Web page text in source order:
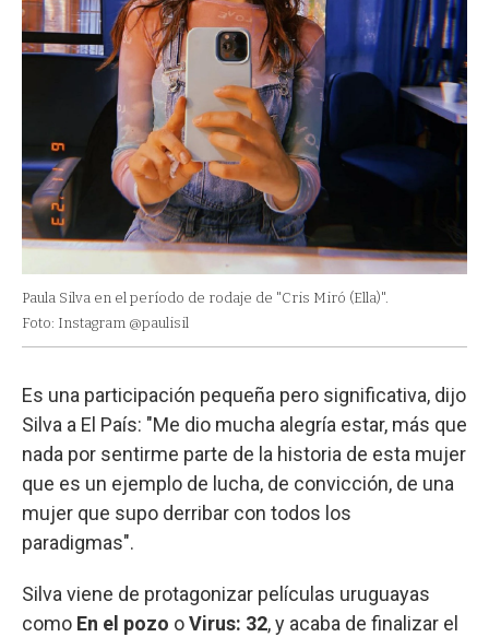
Paula Silva en el período de rodaje de "Cris Miró (Ella)".
Foto: Instagram @paulisil
Es una participación pequeña pero significativa, dijo
Silva a El País: "Me dio mucha alegría estar, más que
nada por sentirme parte de la historia de esta mujer
que es un ejemplo de lucha, de convicción, de una
mujer que supo derribar con todos los
paradigmas".
Silva viene de protagonizar películas uruguayas
como En el pozo oVirus: 32, y acaba de finalizar el